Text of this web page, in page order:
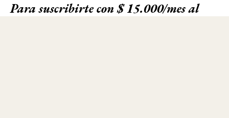
Para suscribirte con $ 15.000/mes al